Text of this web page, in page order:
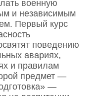
военную
и независимым
Первый курс
поведению
авариях,
и правилам
предмет —
—